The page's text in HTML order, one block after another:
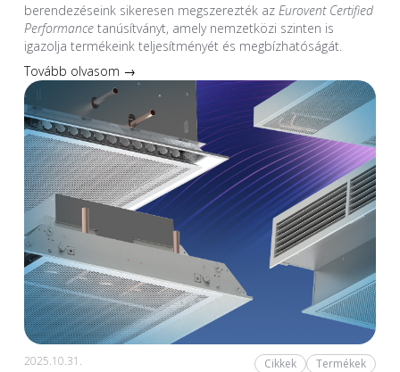
berendezéseink sikeresen megszerezték az Eurovent Certified
Performancetanúsítványt, amely nemzetközi szinten is
igazolja termékeink teljesítményét és megbízhatóságát.
Tovább olvasom →
2025.10.31. Cikkek Termékek